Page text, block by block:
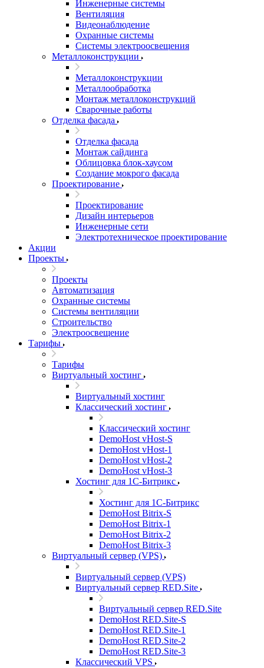
Инженерные системы
Вентиляция
Видеонаблюдение
Охранные системы
Системы электроосвещения
Металлоконструкции
Металлоконструкции
Металлообработка
Монтаж металлоконструкций
Сварочные работы
Отделка фасада
Отделка фасада
Монтаж сайдинга
Облицовка блок-хаусом
Создание мокрого фасада
Проектирование
Проектирование
Дизайн интерьеров
Инженерные сети
Электротехническое проектирование
Акции
Проекты
Проекты
Автоматизация
Охранные системы
Системы вентиляции
Строительство
Электроосвещение
Тарифы
Тарифы
Виртуальный хостинг
Виртуальный хостинг
Классический хостинг
Классический хостинг
DemoHost vHost-S
DemoHost vHost-1
DemoHost vHost-2
DemoHost vHost-3
Хостинг для 1С-Битрикс
Хостинг для 1С-Битрикс
DemoHost Bitrix-S
DemoHost Bitrix-1
DemoHost Bitrix-2
DemoHost Bitrix-3
Виртуальный сервер (VPS)
Виртуальный сервер (VPS)
Виртуальный сервер RED.Site
Виртуальный сервер RED.Site
DemoHost RED.Site-S
DemoHost RED.Site-1
DemoHost RED.Site-2
DemoHost RED.Site-3
Классический VPS